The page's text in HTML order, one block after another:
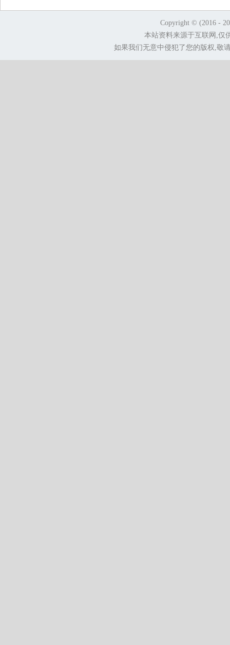
Copyright © (2016 -
本站资料来源于互联网,仅
如果我们无意中侵犯了您的版权,敬